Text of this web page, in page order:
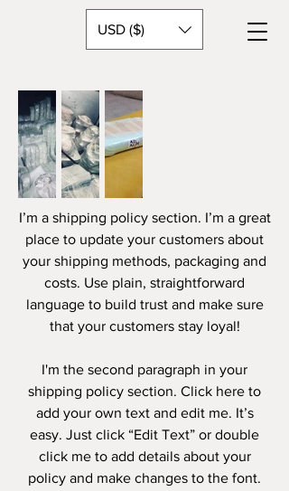
USD ($)
I’m a shipping policy section. I’m a great
place to update your customers about
your shipping methods, packaging and
costs. Use plain, straightforward
language to build trust and make sure
that your customers stay loyal!
I'm the second paragraph in your
shipping policy section. Click here to
add your own text and edit me. It’s
easy. Just click “Edit Text” or double
click me to add details about your
policy and make changes to the font.